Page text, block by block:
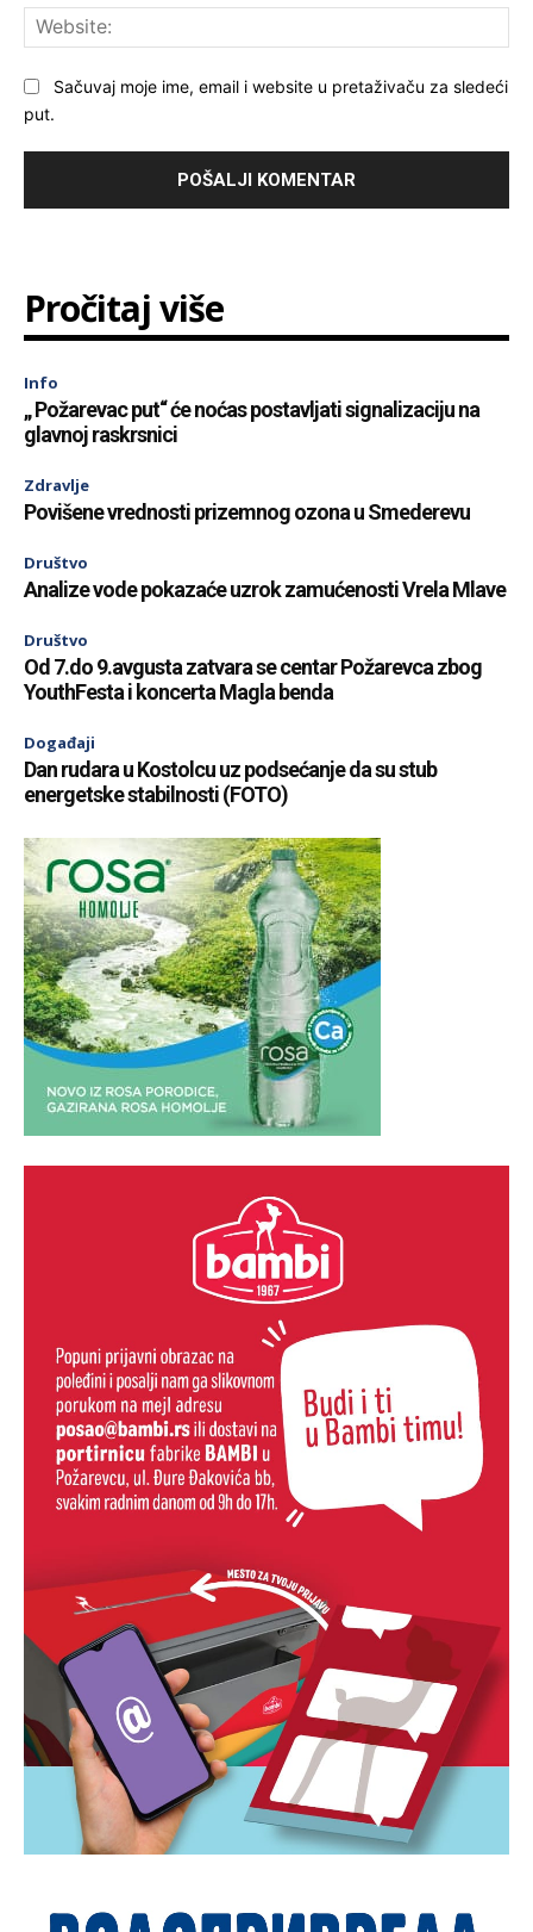
Sačuvaj moje ime, email i website u pretaživaču za sledeći
put.
Pročitaj više
Info
„ Požarevac put“ će noćas postavljati signalizaciju na
glavnoj raskrsnici
Zdravlje
Povišene vrednosti prizemnog ozona u Smederevu
Društvo
Analize vode pokazaće uzrok zamućenosti Vrela Mlave
Društvo
Od 7.do 9.avgusta zatvara se centar Požarevca zbog
YouthFesta i koncerta Magla benda
Događaji
Dan rudara u Kostolcu uz podsećanje da su stub
energetske stabilnosti (FOTO)